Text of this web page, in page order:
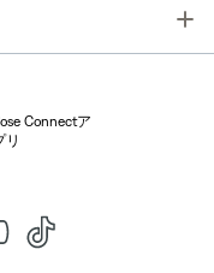
Connectア
リ